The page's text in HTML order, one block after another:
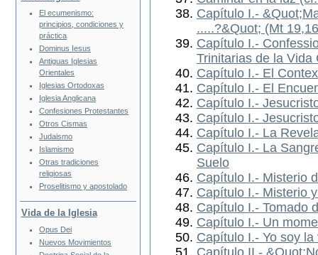
Capítulo I.-
.....?&Quot; (Mt
Capítulo I.-
Trinitarias de la Vida
Capítulo I.- El
Capítulo I.- El
Capítulo I.-
Capítulo I.-
Capítulo I.- La
Capítulo I.- La
Suelo
Capítulo I.- Misterio
Capítulo I.- Misterio
Capítulo I.- Tomado
Capítulo I.- Un
Capítulo I.- Yo soy
Capítulo II.-
El ecumenismo:
principios, condiciones y
práctica
Dominus Iesus
Antiguas Iglesias
Orientales
Iglesias Ortodoxas
Iglesia Anglicana
Confesiones Protestantes
Otros Cismas
Judaismo
Islamismo
Otras tradiciones
religiosas
Proselitismo y apostolado
Vida de la Iglesia
Opus Dei
Nuevos Movimientos